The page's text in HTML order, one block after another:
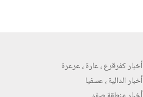
أخبار كفرقرع ، عارة ، عرعرة
أخبار الدالية ، عسفيا